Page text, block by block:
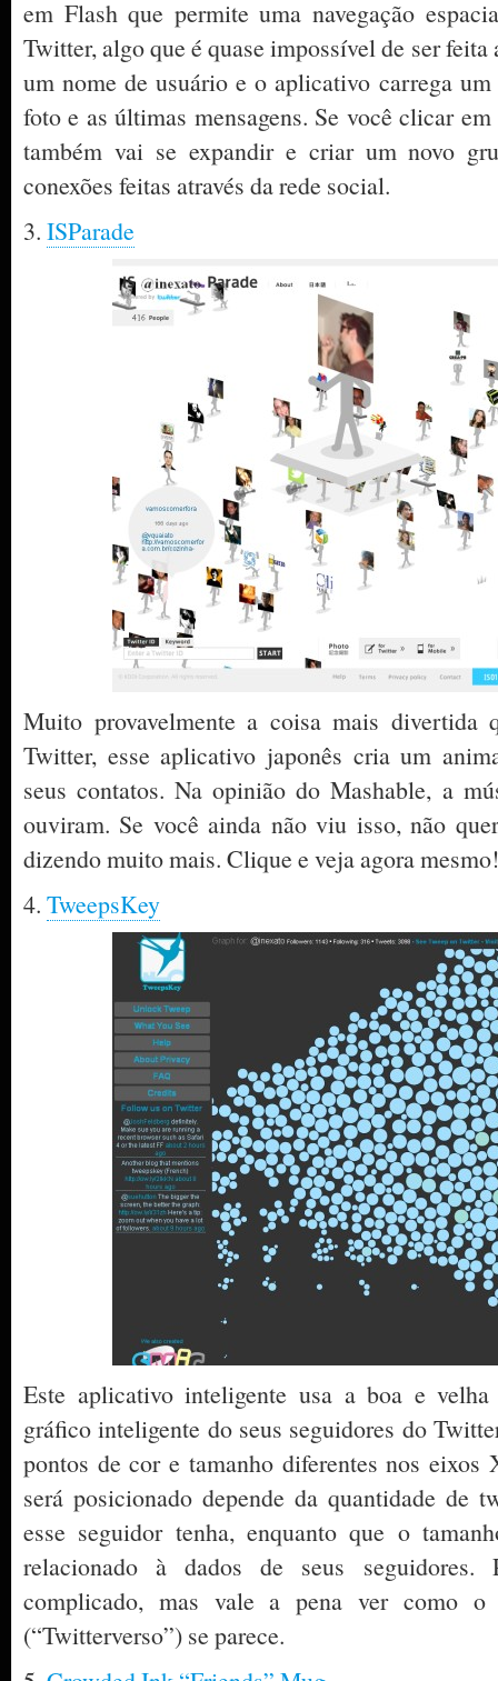
em Flash que permite uma navegação
Twitter, algo que é quase impossível de ser feita
um nome de usuário e o aplicativo carrega
foto e as últimas mensagens. Se você clicar
também vai se expandir e criar um novo
conexões feitas através da rede social.
3. ISParade
Muito provavelmente a coisa mais divertida
Twitter, esse aplicativo japonês cria um
seus contatos. Na opinião do Mashable, a
ouviram. Se você ainda não viu isso, não
dizendo muito mais. Clique e veja agora mesmo!
4. TweepsKey
Este aplicativo inteligente usa a boa e
gráfico inteligente do seus seguidores do
pontos de cor e tamanho diferentes nos
será posicionado depende da quantidade de
esse seguidor tenha, enquanto que o
relacionado à dados de seus seguidores.
complicado, mas vale a pena ver como
(“Twitterverso”) se parece.